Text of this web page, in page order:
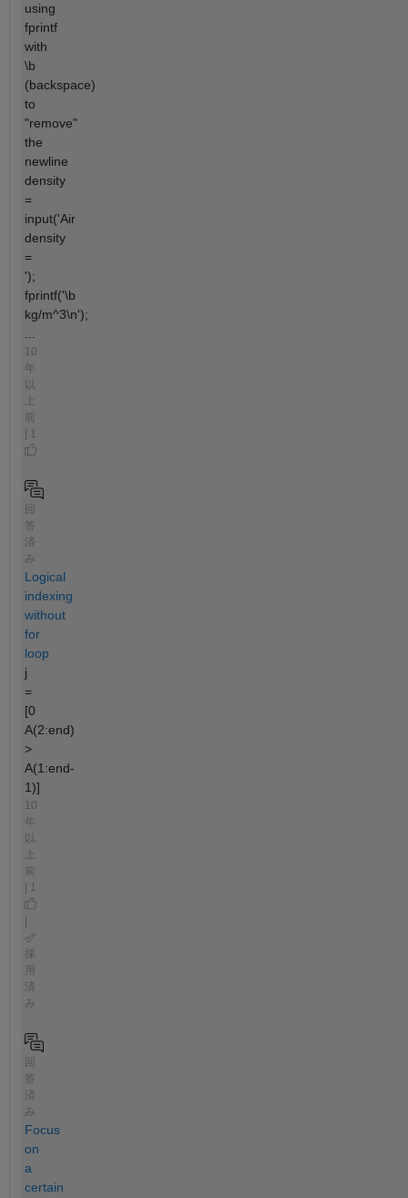
using
fprintf
with
\b
(backspace)
to
"remove"
the
newline
density
=
input('Air
density
=
');
fprintf('\b
kg/m^3\n');
...
10
年
以
前
| 1
回
答
済
み
Logical
indexing
without
for
loop
j
=
[0
A(2:end)
>
A(1:end-
1)]
10
年
以
前
| 1
採
用
済
み
回
答
済
み
Focus
on
a
certain